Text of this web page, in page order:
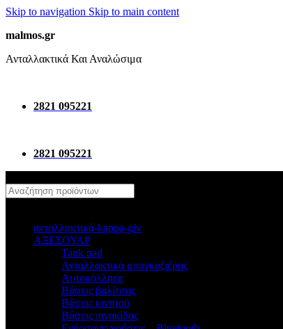
Skip to navigation Skip to main content
malmos.gr
Ανταλλακτικά Και Αναλώσιμα
2821 095221
2821 095221
ανταλλακτικά-kappa-giv
ΑΞΕΣΟΥΑΡ
Tank pad
Ανταλλακτικά μπαγκαζιέρας
Αυτοκόλλητα
Βάσεις βαλίτσας
Βάσεις κινητού
Βάσεις πινακίδας